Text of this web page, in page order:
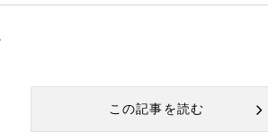
この記事を読む